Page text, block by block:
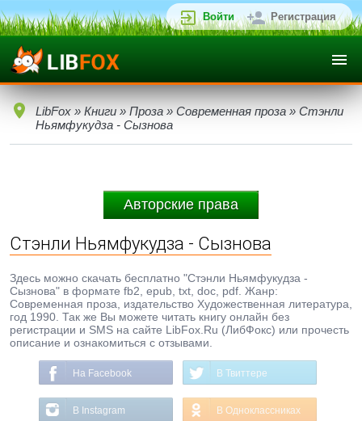
Войти Регистрация
LibFox » Книги » Проза » Современная проза » Стэнли
Ньямфукудза - Сызнова
Авторские права
Стэнли Ньямфукудза - Сызнова
Здесь можно скачать бесплатно "Стэнли Ньямфукудза -
Сызнова" в формате fb2, epub, txt, doc, pdf. Жанр:
Современная проза, издательство Художественная литература,
год 1990. Так же Вы можете читать книгу онлайн без
регистрации и SMS на сайте LibFox.Ru (ЛибФокс) или прочесть
описание и ознакомиться с отзывами.
На Facebook В Твиттере
В Instagram В Одноклассниках